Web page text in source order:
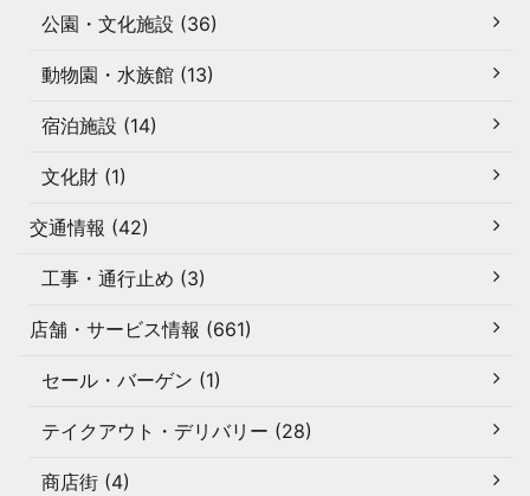
公園・文化施設 (36)
動物園・水族館 (13)
宿泊施設 (14)
文化財 (1)
交通情報 (42)
工事・通行止め (3)
店舗・サービス情報 (661)
セール・バーゲン (1)
テイクアウト・デリバリー (28)
商店街 (4)